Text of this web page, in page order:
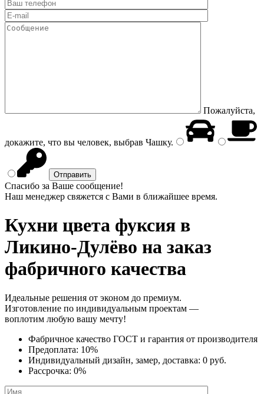
Пожалуйста,
докажите, что вы человек, выбрав Чашку.
Спасибо за Ваше сообщение!
Наш менеджер свяжется с Вами в ближайшее время.
Кухни цвета фуксия в
Ликино-Дулёво на заказ
фабричного качества
Идеальные решения от эконом до премиум.
Изготовление по индивидуальным проектам —
воплотим любую вашу мечту!
Фабричное качество ГОСТ и гарантия от производителя
Предоплата: 10%
Индивидуальный дизайн, замер, доставка: 0 руб.
Рассрочка: 0%